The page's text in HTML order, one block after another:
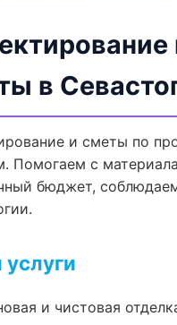
в
и сметы по
Помогаем с
бюджет,
и чистовая